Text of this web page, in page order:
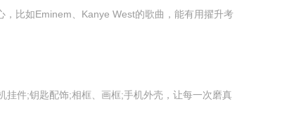
比如Eminem、Kanye West的歌曲，能有用擢升考
挂件;钥匙配饰;相框、画框;手机外壳，让每一次磨真